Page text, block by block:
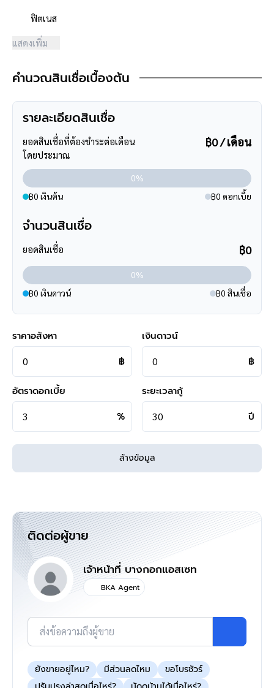
เล่น / สวนสาธารณะ
,โลตัส ปากเกร็ด ,
ไทย
อุดมศึกษาน้อมเกล้า
- ใกล้ธนาคารทุกธนาคาร
- หน้าโครงการติดถนนใหญ่
,ถนนชัยพฤกษ์ ,ถนนบางกรวย-กรุงเทพ
- ใกล้จุดขึ้นทางด่วน "แจ้งวัฒนะ"
**สอบถามข้อมูลบ้านมือสอง**
เรามีบริการด้านสินเชื่อ ติดต่อได้กับทุกธนาคาร สามารถกู้ได้วงเงิน
สามารถนัดชมบ้าน หรือสอบถามข้อมูลเบื้องต้น ทุกวัน ได้ที่เบอร์
คุยไลน์กับบ้านบางกอก >
s
Instagram >
https://goo.gl/REzvav
กับเรา "บ้านบางกอก" ?? อยากรู้คลิก<<<
แผนที่
ฟิตเนส
แสดงเพิ่ม
คำนวณสินเชื่อเบื้องต้น
ราคาอสังหา
฿
เงินดาวน์
฿
อัตราดอกเบี้ย
%
ระยะเวลากู้
ปี
ล้างข้อมูล
รายละเอียดสินเชื่อ
ยอดสินเชื่อที่ต้องชำระต่อเดือน
โดยประมาณ
฿0 / เดือน
0%
฿0 เงินต้น
฿0 ดอกเบี้ย
จำนวนสินเชื่อ
ยอดสินเชื่อ ฿0
0%
฿0 เงินดาวน์
฿0 สินเชื่อ
ติดต่อผู้ขาย
เจ้าหน้าที่ บางกอกแอสเซท
BKA Agent
ส่งข้อความถึงผู้ขาย
ยังขายอยู่ไหม? มีส่วนลดไหม
ขอโบรชัวร์